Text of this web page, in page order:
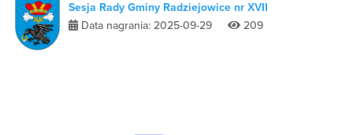
Sesja Rady Gminy Radziejowice nr XVII
Data nagrania: 2025-09-29
209